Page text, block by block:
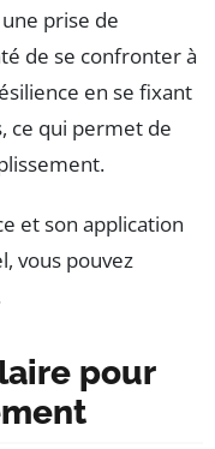
prise de
de se confronter à
en se fixant
ce qui permet de
et son application
vous pouvez
pour